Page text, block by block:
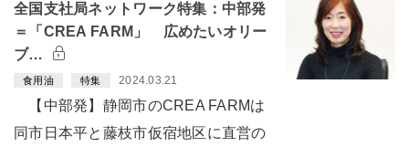
全国支社局ネットワーク特集：中部発
＝「CREA FARM」 広めたいオリー
ブ…
食用油 特集 2024.03.21
【中部発】静岡市のCREA FARMは
同市日本平と藤枝市仮宿地区に直営の